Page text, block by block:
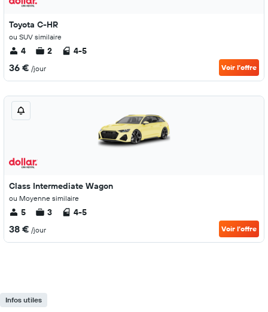
Toyota C-HR
ou SUV similaire
4 2 4-5
36 € /jour Voir l’offre
Class Intermediate Wagon
ou Moyenne similaire
5 3 4-5
38 € /jour Voir l’offre
Infos utiles